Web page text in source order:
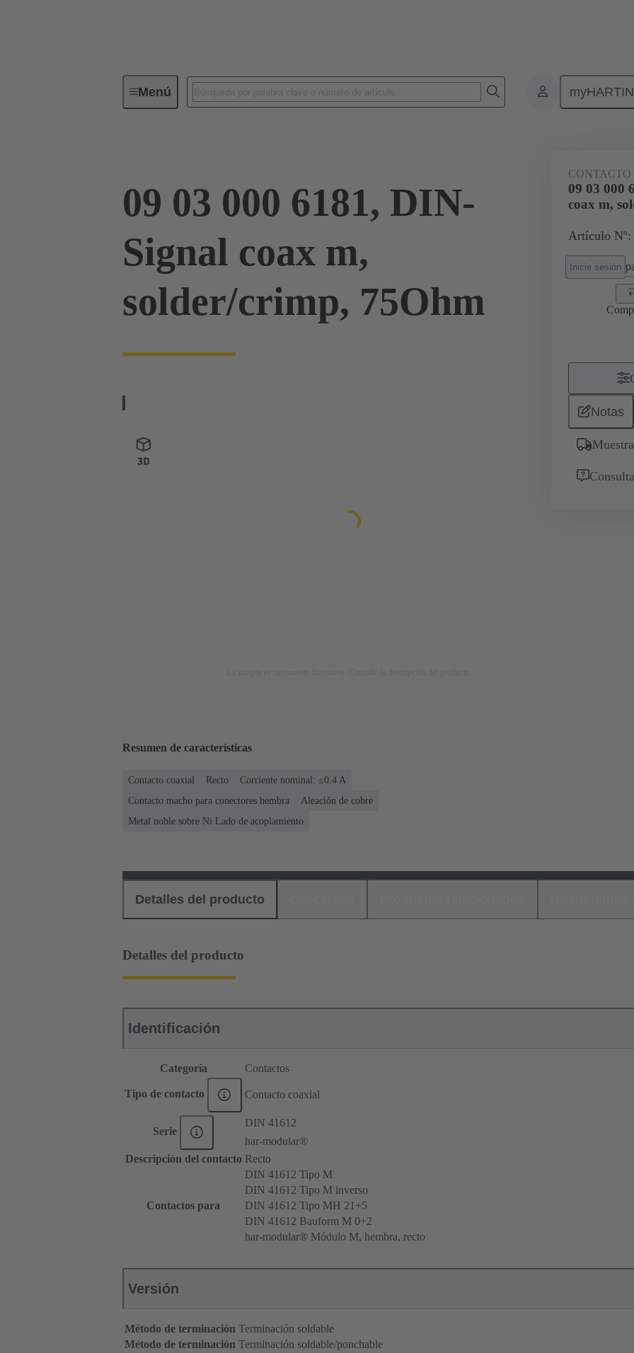
MenúSerie
09 03 000 6181, DIN-
Signal coax m,
solder/crimp, 75Ohm
09 03 000
coax m,
Artículo Nº:
Inicie sesión
Notas
Resumen de características
Contacto coaxial Recto
Corriente nominal: ≤0.4 A
Contacto macho para conectores hembra
Aleación de cobre
Metal noble sobre Ni Lado de acoplamiento
Detalles del producto
Detalles del producto
Identificación
Categoría Contactos
Tipo de contacto Contacto coaxial
Serie
DIN 41612
har-modular®
Descripción del contacto Recto
Contactos para
DIN 41612 Tipo M
DIN 41612 Tipo M inverso
DIN 41612 Tipo MH 21+5
DIN 41612 Bauform M 0+2
har-modular® Módulo M, hembra, recto
Versión
Método de terminación Terminación soldable
Método de terminación Terminación soldable/ponchable